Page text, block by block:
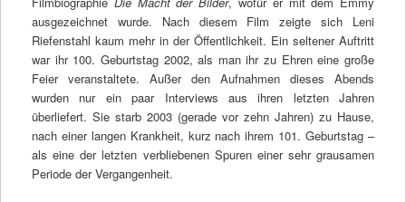
ausgezeichnet wurde. Nach diesem Film zeigte sich Leni
Riefenstahl kaum mehr in der Öffentlichkeit. Ein seltener Auftritt
war ihr 100. Geburtstag 2002, als man ihr zu Ehren eine große
Feier veranstaltete. Außer den Aufnahmen dieses Abends
wurden nur ein paar Interviews aus ihren letzten Jahren
überliefert. Sie starb 2003 (gerade vor zehn Jahren) zu Hause,
nach einer langen Krankheit, kurz nach ihrem 101. Geburtstag –
als eine der letzten verbliebenen Spuren einer sehr grausamen
Periode der Vergangenheit.